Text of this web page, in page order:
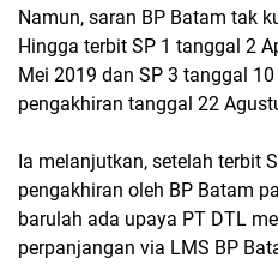
Namun, saran BP Batam tak
Hingga terbit SP 1 tanggal 2
Mei 2019 dan SP 3 tanggal
pengakhiran tanggal 22
Ia melanjutkan, setelah terbit
pengakhiran oleh BP Batam
barulah ada upaya PT DTL
perpanjangan via LMS BP